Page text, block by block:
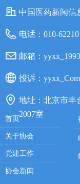
首页
关于协会
党建工作
协会新闻
中国医药新闻信
电话： 010-
邮箱：
投诉：
地址： 北京市丰
2007室